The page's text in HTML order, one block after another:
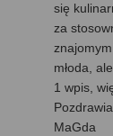
się
za
młoda,
1 wpis,
MaGda